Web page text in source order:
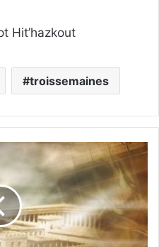
Hit’hazkout
troissemaines